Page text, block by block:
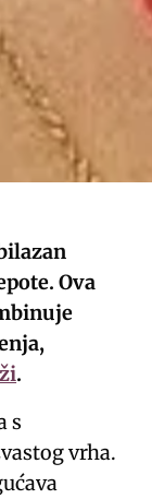
Ova
.
s
vrha.